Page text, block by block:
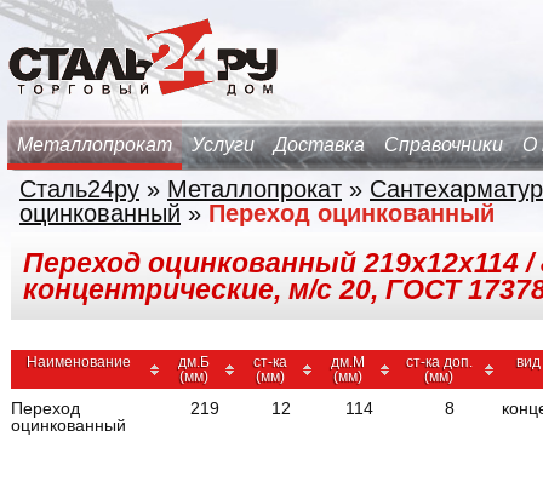
Металлопрокат Услуги Доставка Справочники О
Сталь24ру » Металлопрокат »
оцинкованный » Переход оцинкованный
Переход оцинкованный 219х12х114 /
концентрические, м/с 20, ГОСТ
Наименование
дм.Б
(мм)
ст-ка
(мм)
дм.М
(мм)
ст-ка доп.
(мм)
Переход
оцинкованный
219 12 114 8